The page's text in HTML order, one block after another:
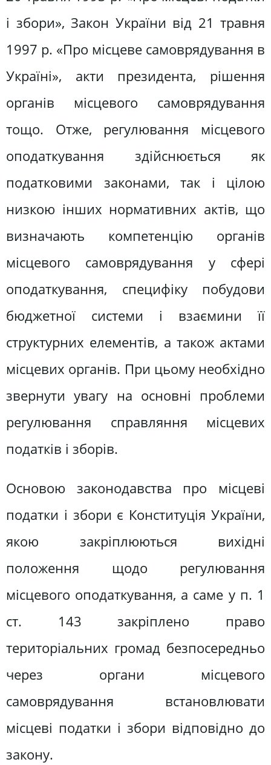
і збори», Закон України від 21 травня
1997 р. «Про місцеве самоврядування в
Україні», акти президента, рішення
органів місцевого самоврядування
тощо. Отже, регулювання місцевого
оподаткування здійснюється як
податковими законами, так і цілою
низкою інших нормативних актів, що
визначають компетенцію органів
місцевого самоврядування у сфері
оподаткування, специфіку побудови
бюджетної системи і взаємини її
структурних елементів, а також актами
місцевих органів. При цьому необхідно
звернути увагу на основні проблеми
регулювання справляння місцевих
податків і зборів.
Основою законодавства про місцеві
податки і збори є Конституція України,
якою закріплюються вихідні
положення щодо регулювання
місцевого оподаткування, а саме у п. 1
ст. 143 закріплено право
територіальних громад безпосередньо
через органи місцевого
самоврядування встановлювати
місцеві податки і збори відповідно до
закону.